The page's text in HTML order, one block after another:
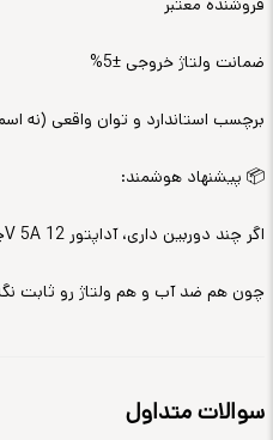
فروشنده معتبر
ضمانت ولتاژ خروجی ±5 %
برچسب استاندارد و توان واقعی (نه
📦 پیشنهاد هوشمند:
اگر چند دوربین داری، آداپتور 12 V 5A
چون هم ضد آب و هم ولتاژ رو ثابت
سوالات متداول